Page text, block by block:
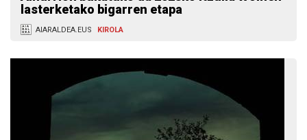
lasterketako bigarren etapa
AIARALDEA.EUS KIROLA